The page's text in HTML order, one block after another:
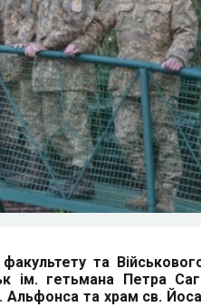
та
ім. гетьмана Петра
Альфонса та храм св.